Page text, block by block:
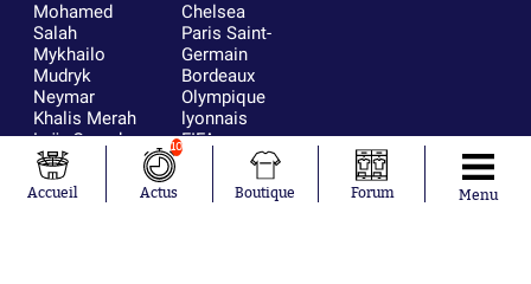
Mohamed
Salah
Mykhailo
Mudryk
Neymar
Khalis Merah
Loïs Openda
Moussa
Niakhaté
Nicolás
Chelsea
Paris Saint-
Germain
Bordeaux
Olympique
lyonnais
FIFA
Real Madrid
RC Strasbourg
AC Milan
Accueil
10
Actus Boutique Forum Menu